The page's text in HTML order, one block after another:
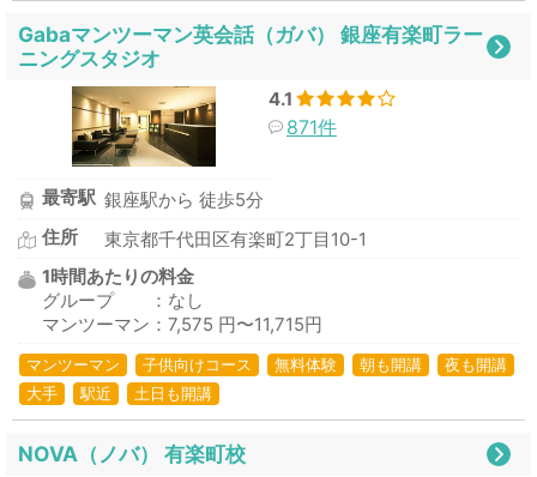
Gabaマンツーマン英会話（ガバ） 銀座有楽町ラー
ニングスタジオ
4.1
871件
最寄駅 銀座駅から 徒歩5分
住所
東京都千代田区有楽町2丁目10-1
1時間あたりの料金
グループ ：なし
マンツーマン：7,575 円〜11,715円
マンツーマン 子供向けコース 無料体験 朝も開講
夜も開講
大手
駅近 土日も開講
NOVA（ノバ） 有楽町校